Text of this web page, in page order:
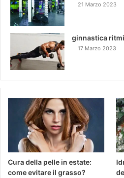
21 Marzo 2023
ginnastica
17 Marzo 2023
Cura della pelle in estate:
come evitare il grasso?